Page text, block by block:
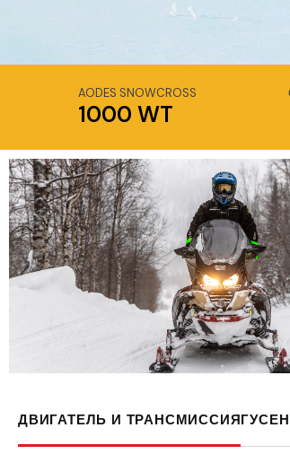
AODES SNOWCROSS
1000 WT
ДВИГАТЕЛЬ И ТРАНСМИССИЯ